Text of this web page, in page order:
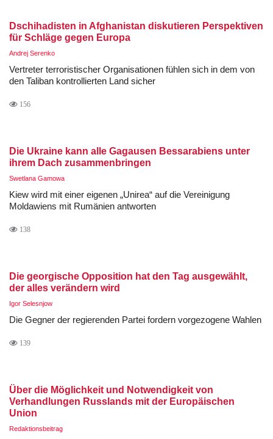
Dschihadisten in Afghanistan diskutieren Perspektiven
für Schläge gegen Europa
Andrej Serenko
Vertreter terroristischer Organisationen fühlen sich in dem von
den Taliban kontrollierten Land sicher
156
Die Ukraine kann alle Gagausen Bessarabiens unter
ihrem Dach zusammenbringen
Swetlana Gamowa
Kiew wird mit einer eigenen „Unirea“ auf die Vereinigung
Moldawiens mit Rumänien antworten
138
Die georgische Opposition hat den Tag ausgewählt,
der alles verändern wird
Igor Selesnjow
Die Gegner der regierenden Partei fordern vorgezogene Wahlen
139
Über die Möglichkeit und Notwendigkeit von
Verhandlungen Russlands mit der Europäischen
Union
Redaktionsbeitrag